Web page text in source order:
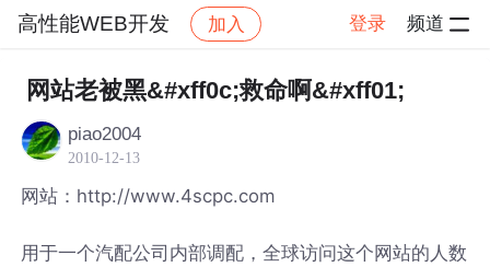
高性能WEB开发 加入 登录 频道
社区 高性能WEB开发 帖子详情
网站老被黑&#xff0c;救命啊&#xff01;
piao2004
2010-12-13
网站：http://www.4scpc.com
用于一个汽配公司内部调配，全球访问这个网站的人数